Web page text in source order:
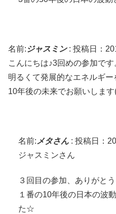
名前: ジャスミン: 投稿日：
こんにちは♪3回めの参加です
明るくて発展的なエネルギ
10年後の未来でお願いします
名前: メタさん : 投稿日：
ジャスミンさん
３回目の参加、ありがと
１番の10年後の日本の波
た☆